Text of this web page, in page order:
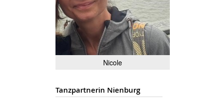
Nicole
Tanzpartnerin Nienburg